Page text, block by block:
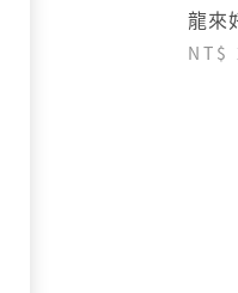
龍來
NT$